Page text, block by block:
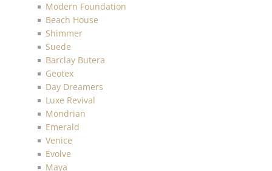
Modern Foundation
Beach House
Shimmer
Suede
Barclay Butera
Geotex
Day Dreamers
Luxe Revival
Mondrian
Emerald
Venice
Evolve
Maya